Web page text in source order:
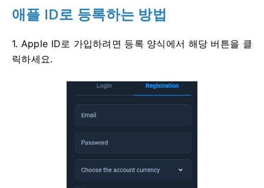
애플 ID로 등록하는 방법
1. Apple ID로 가입하려면 등록 양식에서 해당 버튼을 클
릭하세요.